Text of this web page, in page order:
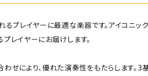
レイヤーに最適な楽器です。アイコニッ
レイヤーにお届けします。
せにより、優れた演奏性をもたらします。3